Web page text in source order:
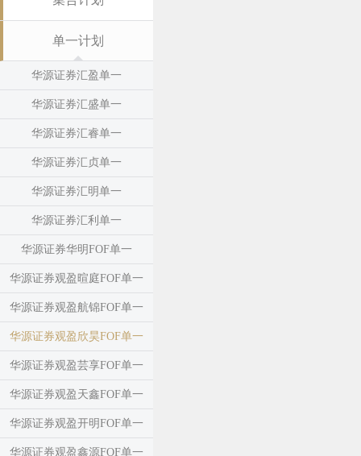
单一计划
华源证券汇盈单一
华源证券汇盛单一
华源证券汇睿单一
华源证券汇贞单一
华源证券汇明单一
华源证券汇利单一
华源证券华明FOF单一
华源证券观盈暄庭FOF单一
华源证券观盈航锦FOF单一
华源证券观盈欣昊FOF单一
华源证券观盈芸享FOF单一
华源证券观盈天鑫FOF单一
华源证券观盈开明FOF单一
华源证券观盈鑫源FOF单一